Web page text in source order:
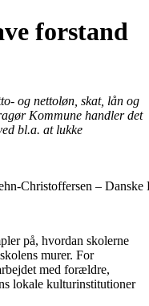
forstand
og nettoløn, skat, lån og
Kommune handler det
bl.a. at lukke
Christoffersen –
på, hvordan skolerne
murer. For
med forældre,
lokale kulturinstitutioner